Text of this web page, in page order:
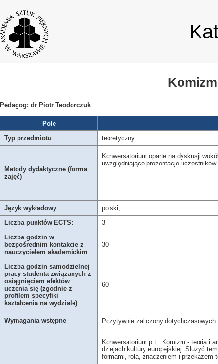
Pedagog: dr Piotr Teodorczuk
Pole
Typ przedmiotu
teoretyczny
Metody dydaktyczne (forma
zajęć)
Konwersatorium oparte na dyskusji
uwzględniające prezentacje uczestników.
Język wykładowy
polski;
Liczba punktów ECTS:
3
Liczba godzin w
bezpośrednim kontakcie z
nauczycielem akademickim
30
Liczba godzin samodzielnej
pracy studenta związanych z
osiągnięciem efektów
uczenia się (zgodnie z
profilem specyfiki
kształcenia na wydziale)
60
Wymagania wstępne Pozytywnie zaliczony dotychczasowych
Konwersatorium p.t.: Komizm - teoria i
dziejach kultury europejskiej. Służyć
formami, rolą, znaczeniem i przekazem